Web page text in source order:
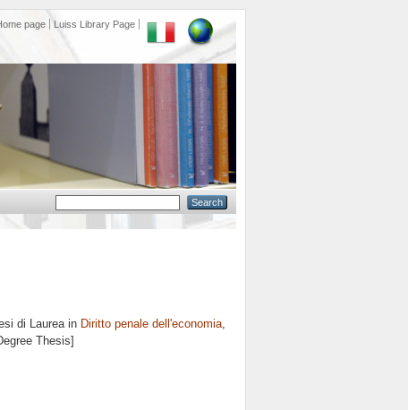
page Luiss Library Page
di Laurea in Diritto penale dell'economia,
Thesis]